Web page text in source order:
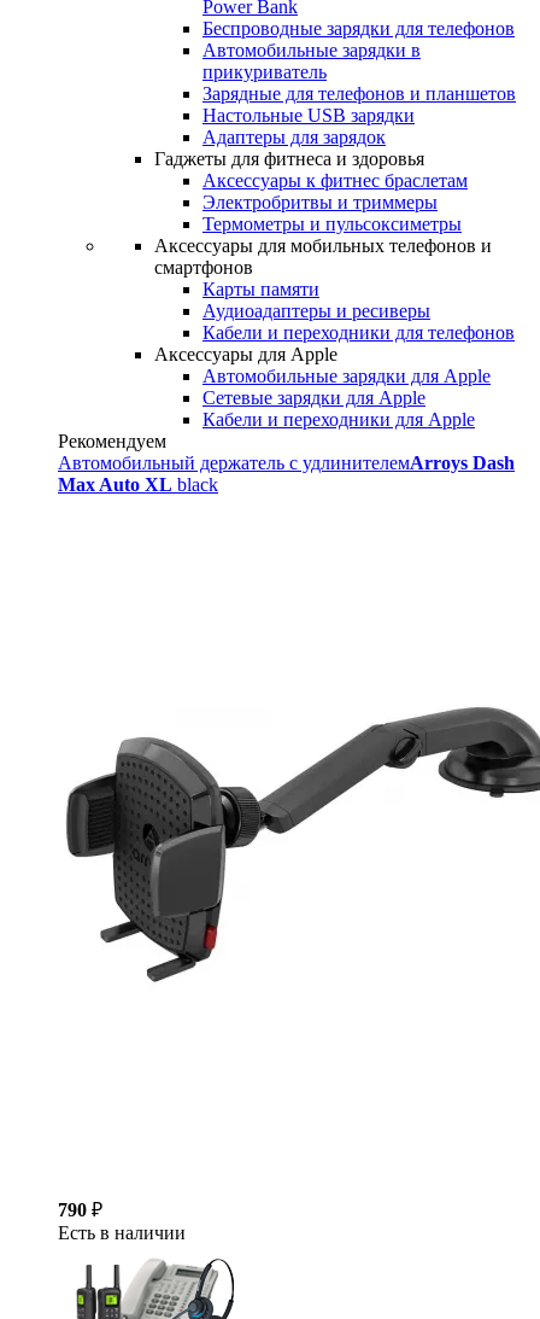
Power Bank
Беспроводные зарядки для телефонов
Автомобильные зарядки в
прикуриватель
Зарядные для телефонов и планшетов
Настольные USB зарядки
Адаптеры для зарядок
Гаджеты для фитнеса и здоровья
Аксессуары к фитнес браслетам
Электробритвы и триммеры
Термометры и пульсоксиметры
Аксессуары для мобильных телефонов и
смартфонов
Карты памяти
Аудиоадаптеры и ресиверы
Кабели и переходники для телефонов
Аксессуары для Apple
Автомобильные зарядки для Apple
Сетевые зарядки для Apple
Кабели и переходники для Apple
Рекомендуем
Автомобильный держатель с удлинителемArroys Dash
Max Auto XL black
790 ₽
Есть в наличии